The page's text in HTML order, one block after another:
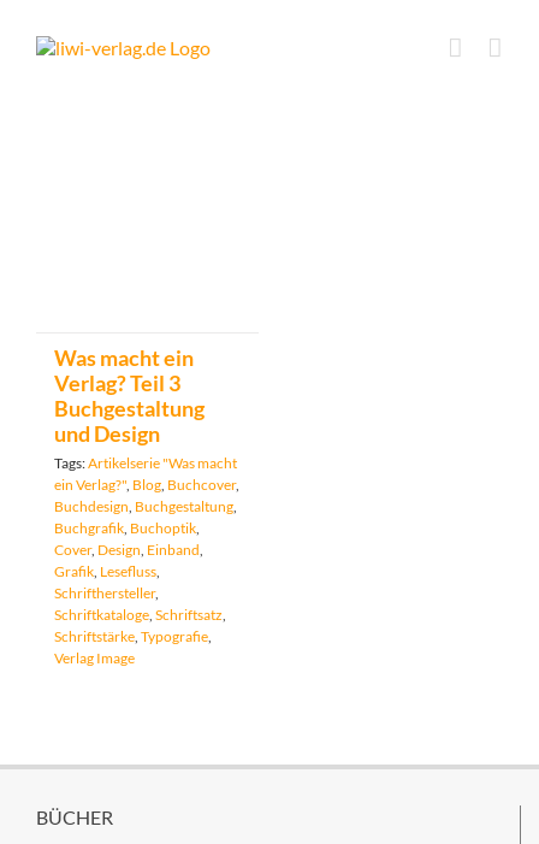
content
Was macht ein
Verlag? Teil 3
Buchgestaltung
und Design
Tags:Artikelserie "Was macht
ein Verlag?" Blog Buchcover,
Buchdesign Buchgestaltung
Buchgrafik Buchoptik
Cover, Design Einband
Grafik Lesefluss
Schrifthersteller,
Schriftkataloge Schriftsatz
Schriftstärke Typografie
Verlag Image
BÜCHER